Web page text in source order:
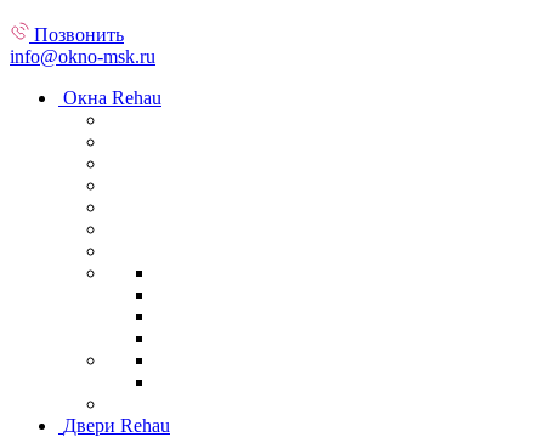
Позвонить
info@okno-msk.ru
Окна Rehau
Двери Rehau